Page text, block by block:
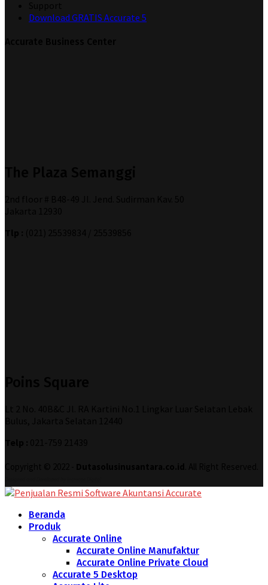
Download GRATIS Accurate 5
Beranda
Produk
Accurate Online
Accurate Online Manufaktur
Accurate Online Private Cloud
Accurate 5 Desktop